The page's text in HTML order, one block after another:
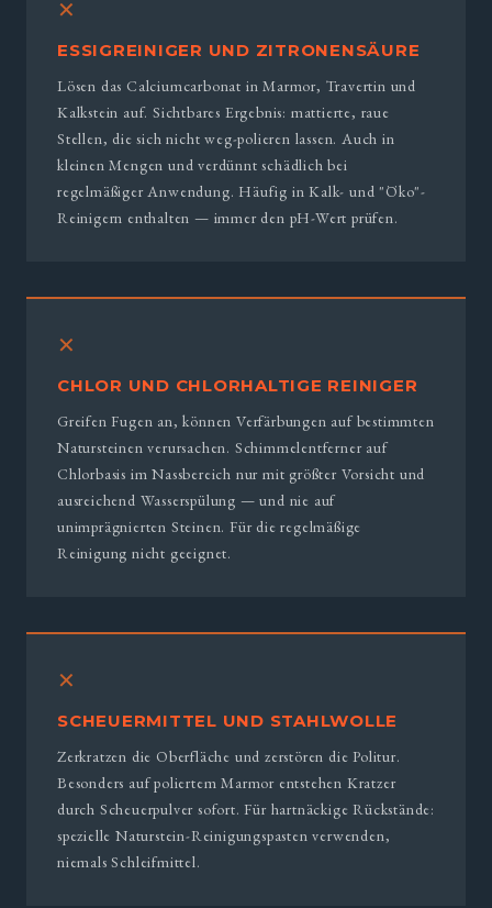
✕
ESSIGREINIGER UND ZITRONENSÄURE
Lösen das Calciumcarbonat in Marmor, Travertin und
Kalkstein auf. Sichtbares Ergebnis: mattierte, raue
Stellen, die sich nicht weg-polieren lassen. Auch in
kleinen Mengen und verdünnt schädlich bei
regelmäßiger Anwendung. Häufig in Kalk- und "Öko"-
Reinigern enthalten — immer den pH-Wert prüfen.
✕
CHLOR UND CHLORHALTIGE REINIGER
Greifen Fugen an, können Verfärbungen auf bestimmten
Natursteinen verursachen. Schimmelentferner auf
Chlorbasis im Nassbereich nur mit größter Vorsicht und
ausreichend Wasserspülung — und nie auf
unimprägnierten Steinen. Für die regelmäßige
Reinigung nicht geeignet.
✕
SCHEUERMITTEL UND STAHLWOLLE
Zerkratzen die Oberfläche und zerstören die Politur.
Besonders auf poliertem Marmor entstehen Kratzer
durch Scheuerpulver sofort. Für hartnäckige Rückstände:
spezielle Naturstein-Reinigungspasten verwenden,
niemals Schleifmittel.